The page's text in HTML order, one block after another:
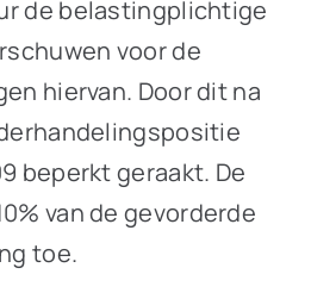
de belastingplichtige
voor de
hiervan. Door dit na
beperkt geraakt. De
van de gevorderde
toe.